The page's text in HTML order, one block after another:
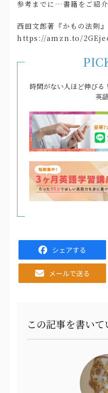
参考までに…書籍をご紹介
西田文郎著『かもの法則』
https://amzn.to/
時間がない人ほど伸び
英
Facebook
Email
この記事を書い